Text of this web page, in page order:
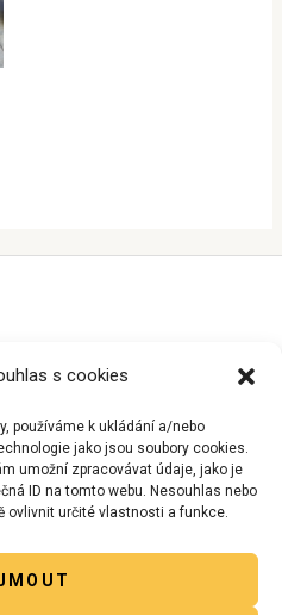
s cookies
používáme k ukládání a/nebo
jako jsou soubory cookies.
umožní zpracovávat údaje, jako je
ID na tomto webu. Nesouhlas nebo
ovlivnit určité vlastnosti a funkce.
osobních údajů
(EU)